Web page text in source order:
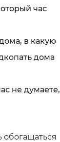
час
в какую
дома
не думаете,
обогащаться